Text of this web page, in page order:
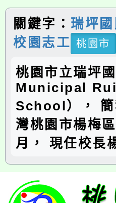
關鍵字： 瑞坪
校園志工 桃園市
桃園市立瑞坪
Municipal
School），
灣桃園市楊梅
月， 現任校長